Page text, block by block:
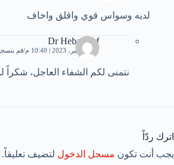
لديه وسواس قوي واقلق واخاف
Dr Heba Atef
21 ديسمبر، 2023 | 10:40 م قم
نتمنى لكم الشفاء العاجل، شكراً
اترك ردّاً
يجب أنت تكون مسجل الدخول لتضيف تعليقاً.